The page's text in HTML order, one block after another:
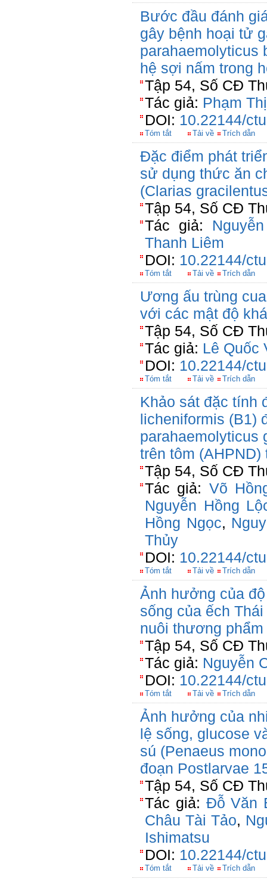
Bước đầu đánh
gây bệnh hoại tử
parahaemolyticus
hệ sợi nấm trong
Tập 54, Số CĐ
Tác giả: Phạm
DOI: 10.22144/
Tóm tắt Tải về Trích dẫn
Đặc điểm phát
sử dụng thức ăn
(Clarias
Tập 54, Số CĐ
Tác giả:
Thanh Liêm
DOI: 10.22144/
Tóm tắt Tải về Trích dẫn
Ương ấu trùng
với các mật độ
Tập 54, Số CĐ
Tác giả: Lê Quốc
DOI: 10.22144/
Tóm tắt Tải về Trích dẫn
Khảo sát đặc tính
licheniformis (B1)
parahaemolyticus
trên tôm
Tập 54, Số CĐ
Tác giả: Võ
Nguyễn Hồng
Hồng Ngọc,
Thủy
DOI: 10.22144/
Tóm tắt Tải về Trích dẫn
Ảnh hưởng của
sống của ếch
nuôi thương phẩm
Tập 54, Số CĐ
Tác giả: Nguyễn
DOI: 10.22144/
Tóm tắt Tải về Trích dẫn
Ảnh hưởng của
lệ sống, glucose
sú (Penaeus
đoạn Postlarvae
Tập 54, Số CĐ
Tác giả: Đỗ Văn
Châu Tài Tảo,
Ishimatsu
DOI: 10.22144/
Tóm tắt Tải về Trích dẫn